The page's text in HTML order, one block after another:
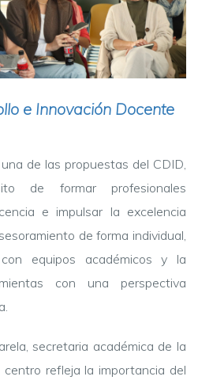
e Innovación Docente
de las propuestas del CDID,
de formar profesionales
e impulsar la excelencia
de forma individual,
equipos académicos y la
con una perspectiva
secretaria académica de la
refleja la importancia del